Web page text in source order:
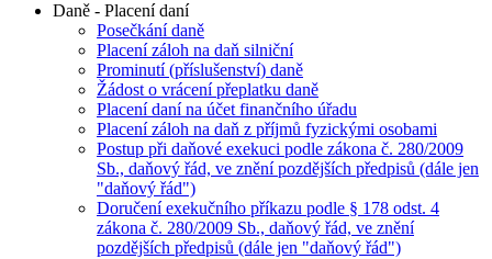
Daně - Placení daní
Posečkání daně
Placení záloh na daň silniční
Prominutí (příslušenství) daně
Žádost o vrácení přeplatku daně
Placení daní na účet finančního úřadu
Placení záloh na daň z příjmů fyzickými osobami
Postup při daňové exekuci podle zákona č. 280/2009
Sb., daňový řád, ve znění pozdějších předpisů (dále jen
"daňový řád")
Doručení exekučního příkazu podle § 178 odst. 4
zákona č. 280/2009 Sb., daňový řád, ve znění
pozdějších předpisů (dále jen "daňový řád")